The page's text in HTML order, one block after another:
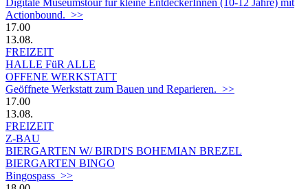
Actionbound. >>
17.00
13.08.
FREIZEIT
HALLE FüR ALLE
OFFENE WERKSTATT
Geöffnete Werkstatt zum Bauen und Reparieren. >>
17.00
13.08.
FREIZEIT
Z-BAU
BIERGARTEN W/ BIRDI'S BOHEMIAN BREZEL
BIERGARTEN BINGO
Bingospass >>